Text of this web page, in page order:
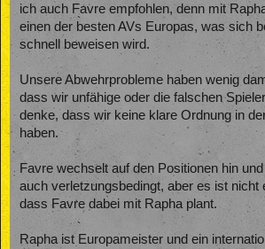
ich auch Favre empfohlen, denn mit
einen der besten AVs Europas, was sich
schnell beweisen wird.
Unsere Abwehrprobleme haben wenig
dass wir unfähige oder die falschen
denke, dass wir keine klare Ordnung in
haben.
Favre wechselt auf den Positionen hin
auch verletzungsbedingt, aber es ist nicht
dass Favre dabei mit Rapha plant.
Rapha ist Europameister und ein